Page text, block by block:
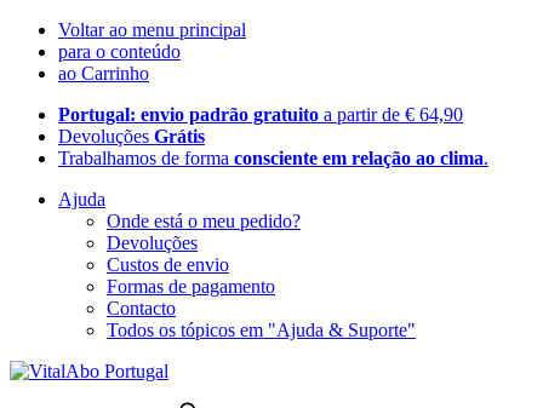
Voltar ao menu principal
para o conteúdo
ao Carrinho
Portugal: envio padrão gratuito a partir de € 64,90
Devoluções Grátis
Trabalhamos de forma consciente em relação ao clima.
Ajuda
Onde está o meu pedido?
Devoluções
Custos de envio
Formas de pagamento
Contacto
Todos os tópicos em "Ajuda & Suporte"